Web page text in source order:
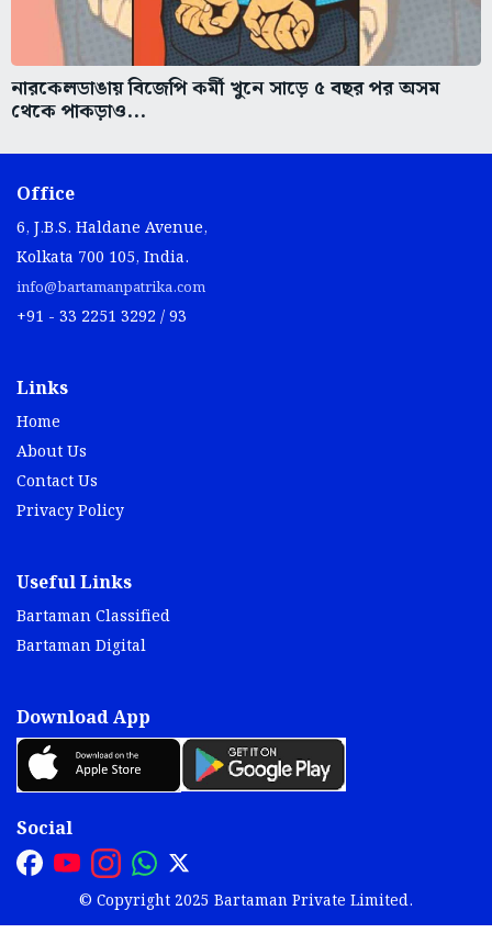
নারকেলডাঙায় বিজেপি কর্মী খুনে সাড়ে ৫ বছর পর অসম
থেকে পাকড়াও...
Office
6, J.B.S. Haldane Avenue,
Kolkata 700 105, India.
info@bartamanpatrika.com
+91 - 33 2251 3292 / 93
Links
Home
About Us
Contact Us
Privacy Policy
Useful Links
Bartaman Classified
Bartaman Digital
Download App
Social
© Copyright 2025 Bartaman Private Limited.